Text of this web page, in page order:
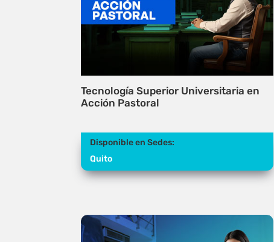
Tecnología Superior Universitaria en
Acción Pastoral
Disponible en Sedes:
Quito